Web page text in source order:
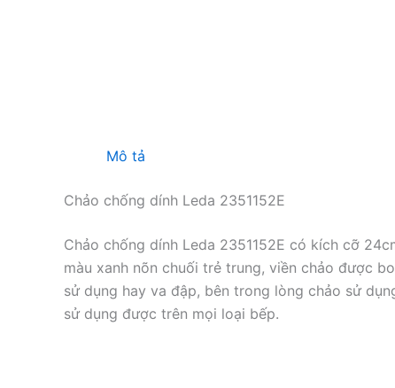
Mô tả
Chảo chống dính Leda 2351152E
Chảo chống dính Leda 2351152E có kích cỡ
màu xanh nõn chuối trẻ trung, viền chảo được
sử dụng hay va đập, bên trong lòng chảo sử
sử dụng được trên mọi loại bếp.